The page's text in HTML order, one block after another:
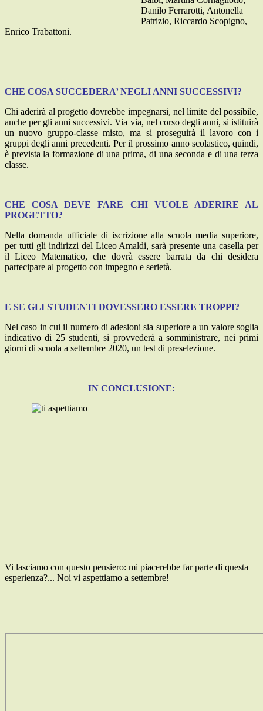
Danilo Ferrarotti, Antonella
Patrizio, Riccardo Scopigno,
Enrico Trabattoni.
CHE COSA SUCCEDERA’ NEGLI ANNI SUCCESSIVI?
Chi aderirà al progetto dovrebbe impegnarsi, nel limite del possibile,
anche per gli anni successivi. Via via, nel corso degli anni, si istituirà
un nuovo gruppo-classe misto, ma si proseguirà il lavoro con i
gruppi degli anni precedenti. Per il prossimo anno scolastico, quindi,
è prevista la formazione di una prima, di una seconda e di una terza
classe.
CHE COSA DEVE FARE CHI VUOLE ADERIRE AL
PROGETTO?
Nella domanda ufficiale di iscrizione alla scuola media superiore,
per tutti gli indirizzi del Liceo Amaldi, sarà presente una casella per
il Liceo Matematico, che dovrà essere barrata da chi desidera
partecipare al progetto con impegno e serietà.
E SE GLI STUDENTI DOVESSERO ESSERE TROPPI?
Nel caso in cui il numero di adesioni sia superiore a un valore soglia
indicativo di 25 studenti, si provvederà a somministrare, nei primi
giorni di scuola a settembre 2020, un test di preselezione.
IN CONCLUSIONE:
Vi lasciamo con questo pensiero: mi piacerebbe far parte di questa
esperienza?... Noi vi aspettiamo a settembre!